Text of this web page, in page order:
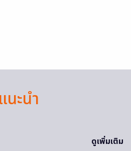
แนะนำ
ดูเพิ่มเติม